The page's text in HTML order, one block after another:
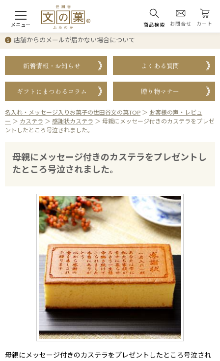
メニュー 商品検索 お問合せ カート
店舗からのメールが届かない場合について
新着情報・お知らせ よくある質問
ギフトにまつわるコラム 贈り物マナー
名入れ・メッセージ入りお菓子の世田谷文の菓TOP ＞ お客様の声・レビュ
ー ＞ カステラ ＞ 感謝状カステラ ＞ 母親にメッセージ付きのカステラをプレゼ
ントしたところ号泣されました。
母親にメッセージ付きのカステラをプレゼントし
たところ号泣されました。
母親にメッセージ付きのカステラをプレゼントしたところ号泣され